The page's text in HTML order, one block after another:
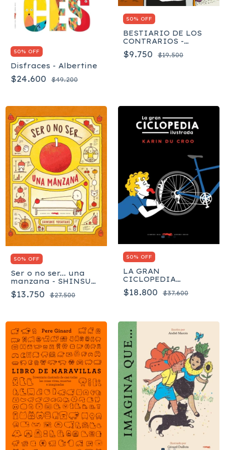
50% OFF
Disfraces - Albertine
$24.600 $49.200
50% OFF
BESTIARIO DE LOS
CONTRARIOS -
Barman Adrienne
$9.750 $19.500
50% OFF
Ser o no ser... una
manzana - SHINSUKE
YOSHITAKE
$13.750 $27.500
50% OFF
LA GRAN
CICLOPEDIA
ILUSTRADA - KARIN
DU CROO
$18.800 $37.600